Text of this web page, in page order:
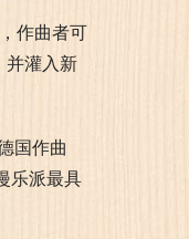
作曲者可
并灌入新
国作曲
乐派最具